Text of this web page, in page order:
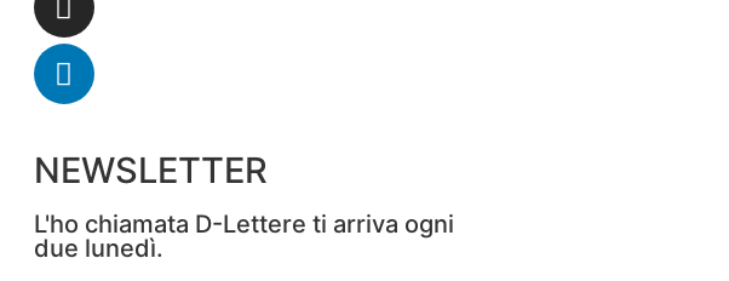
NEWSLETTER
L'ho chiamata D-Lettere ti arriva ogni
due lunedì.